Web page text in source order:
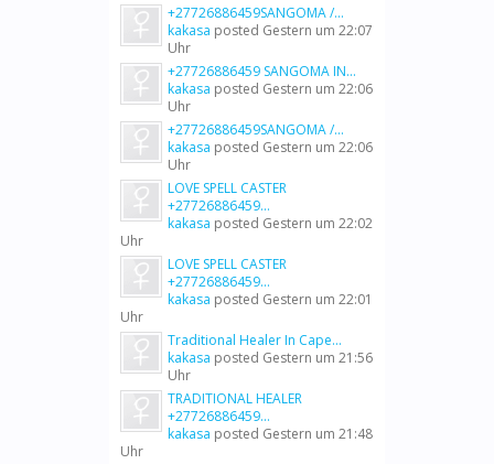
+27726886459SANGOMA /...
kakasa posted Gestern um 22:07
Uhr
+27726886459 SANGOMA IN...
kakasa posted Gestern um 22:06
Uhr
+27726886459SANGOMA /...
kakasa posted Gestern um 22:06
Uhr
LOVE SPELL CASTER
+27726886459...
kakasa posted Gestern um 22:02
Uhr
LOVE SPELL CASTER
+27726886459...
kakasa posted Gestern um 22:01
Uhr
Traditional Healer In Cape...
kakasa posted Gestern um 21:56
Uhr
TRADITIONAL HEALER
+27726886459...
kakasa posted Gestern um 21:48
Uhr